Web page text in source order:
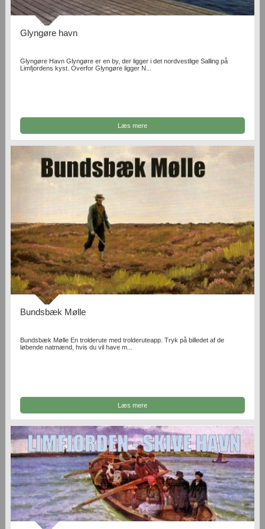
Glyngøre havn
Glyngøre Havn Glyngøre er en by, der ligger i det nordvestlige Salling på
Limfjordens kyst. Overfor Glyngøre ligger N...
Læs mere
Bundsbæk Mølle
Bundsbæk Mølle En trolderute med trolderuteapp. Tryk på billedet af de
løbende natmænd, hvis du vil have m...
Læs mere